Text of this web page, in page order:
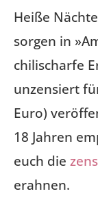
Heiße
sorgen in
chilischarfe
unzensiert
Euro)
18 Jahren
euch die
erahnen.